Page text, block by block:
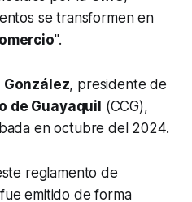
se transformen en
".
, presidente de
de Guayaquil (CCG),
en octubre del 2024.
reglamento de
fue emitido de forma